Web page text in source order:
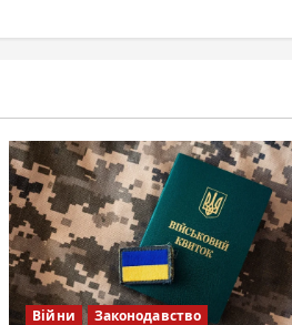
Війни Законодавство